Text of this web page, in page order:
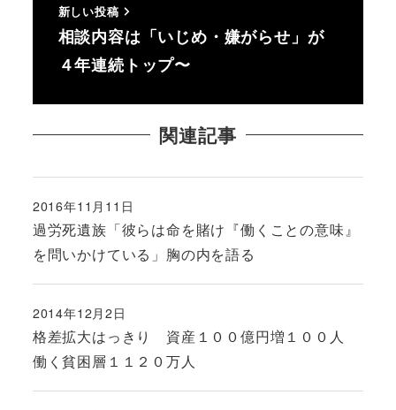
新しい投稿
相談内容は「いじめ・嫌がらせ」が
４年連続トップ〜
関連記事
過労死遺族「彼らは命を賭け『働くことの意味』
を問いかけている」胸の内を語る
投稿日
2016年11月11日
格差拡大はっきり 資産１００億円増１００人
働く貧困層１１２０万人
投稿日
2014年12月2日